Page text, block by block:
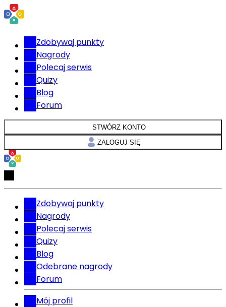
Zdobywaj punkty
Nagrody
Polecaj serwis
Quizy
Blog
Forum
STWÓRZ KONTO
ZALOGUJ SIĘ
Zdobywaj punkty
Nagrody
Polecaj serwis
Quizy
Blog
Odebrane nagrody
Forum
Mój profil